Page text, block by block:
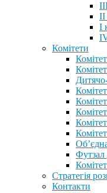
II
I
Комітети
Футзал
Стратегія
Контакти